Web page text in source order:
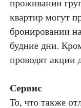
проживании
квартир могут
бронировании
будние дни.
проводят акции
Сервис
То, что также